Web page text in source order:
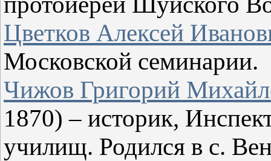
Цветков Алексей
Московской семинарии.
Чижов Григорий
1870) – историк,
училищ. Родился в с.